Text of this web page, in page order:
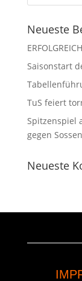
Neueste
Saisonstart
TuS feiert
Spitzenspiel
gegen
Neueste